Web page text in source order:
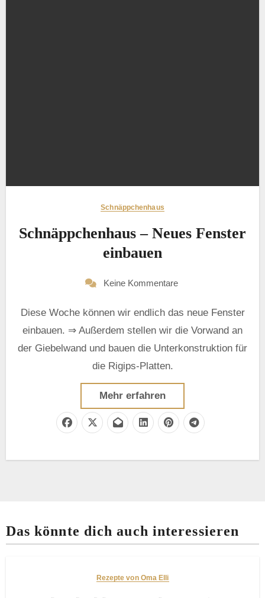
Schnäppchenhaus
Schnäppchenhaus – Neues Fenster
einbauen
Keine Kommentare
Diese Woche können wir endlich das neue Fenster
einbauen. ⇒ Außerdem stellen wir die Vorwand an
der Giebelwand und bauen die Unterkonstruktion für
die Rigips-Platten.
Mehr erfahren
Das könnte dich auch interessieren
Rezepte von Oma Elli